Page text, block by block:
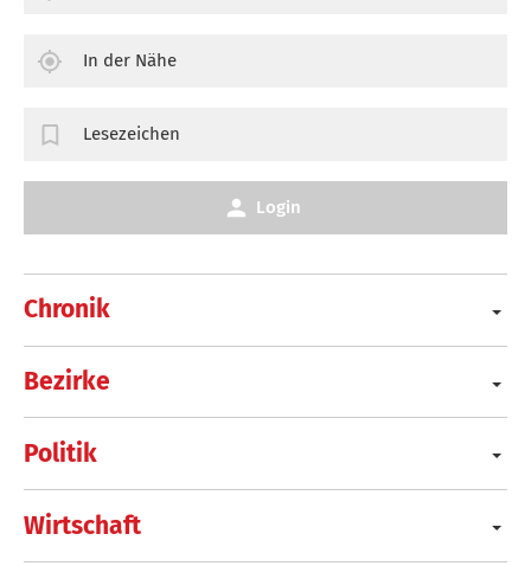
Chronik
Bezirke
Politik
Wirtschaft
In der Nähe
Lesezeichen
Login